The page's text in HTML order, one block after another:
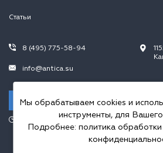
Статьи
8 (495) 775-58-94
info@antica.su
Заказать звонок
Пн.-Пт. 10.00-20.00,
Сб.-Вс. 10.00-18.00
Мы обрабатываем cookies и
инструменты, для
Подробнее: политика